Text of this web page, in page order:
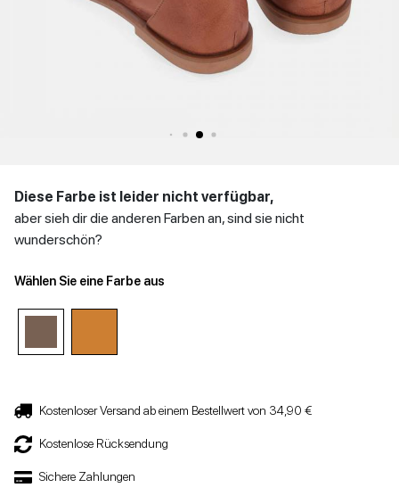
ES
Diese Farbe ist leider nicht verfügbar,
aber sieh dir die anderen Farben an, sind sie nicht
wunderschön?
Wählen Sie eine Farbe aus
Kostenloser Versand ab einem Bestellwert von 34,90 €
Kostenlose Rücksendung
Sichere Zahlungen